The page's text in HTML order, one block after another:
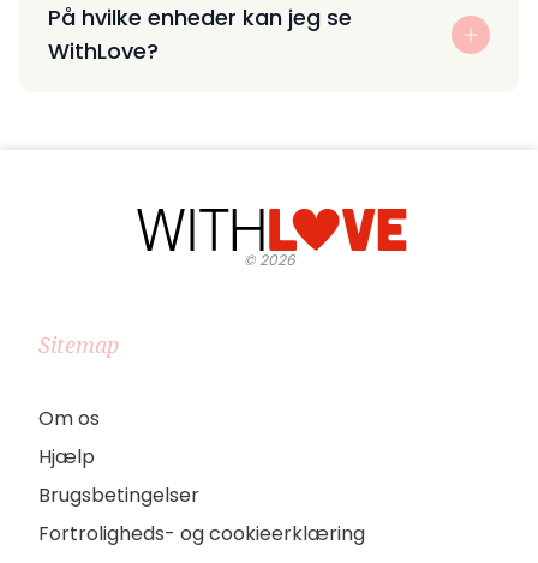
På hvilke enheder kan jeg se
WithLove?
©2026
Sitemap
Om os
Hjælp
Brugsbetingelser
Fortroligheds- og cookieerklæring